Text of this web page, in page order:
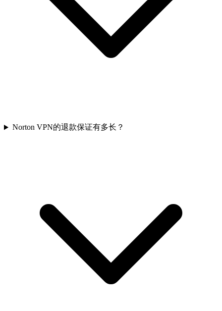
Norton VPN的退款保证有多长？